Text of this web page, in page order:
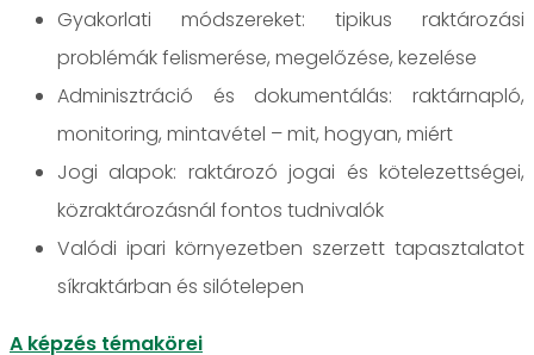
Gyakorlati módszereket: tipikus raktározási
problémák felismerése, megelőzése, kezelése
Adminisztráció és dokumentálás: raktárnapló,
monitoring, mintavétel – mit, hogyan, miért
Jogi alapok: raktározó jogai és kötelezettségei,
közraktározásnál fontos tudnivalók
Valódi ipari környezetben szerzett tapasztalatot
síkraktárban és silótelepen
A képzés témakörei